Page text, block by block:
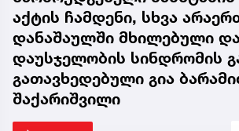
აქტის ჩამდენი, სხვა
დანაშაულში მხილებული
დაუსჯელობის სინდრომის
გათავხედებული გია
შაქარიშვილი